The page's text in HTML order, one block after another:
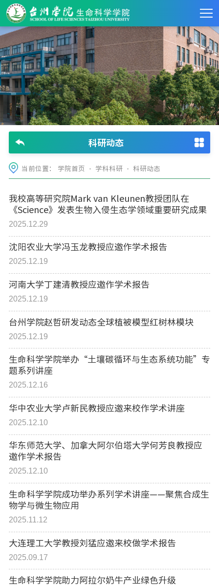
科研动态
当前位置： 学院首页 - 学科科研- 科研动态
我校高等研究院Mark van Kleunen教授团队在
《Science》发表生物入侵生态学领域重要研究成果
2025.12.29
沈阳农业大学冯玉龙教授应邀作学术报告
2025.12.19
河南大学丁建清教授应邀作学术报告
2025.12.19
台州学院赵哲研发动态全球植被模型红树林模块
2025.12.19
生命科学学院举办“土壤碳循环与生态系统功能”专
题系列讲座
2025.12.16
华中农业大学卢新民教授应邀来校作学术讲座
2025.12.10
华东师范大学、加拿大阿尔伯塔大学何芳良教授应
邀作学术报告
2025.12.10
生命科学学院成功举办系列学术讲座——聚焦合成生
物学与微生物应用
2025.11.12
大连理工大学教授刘猛应邀来校做学术报告
2025.09.17
生命科学学院助力阿拉尔奶牛产业绿色升级